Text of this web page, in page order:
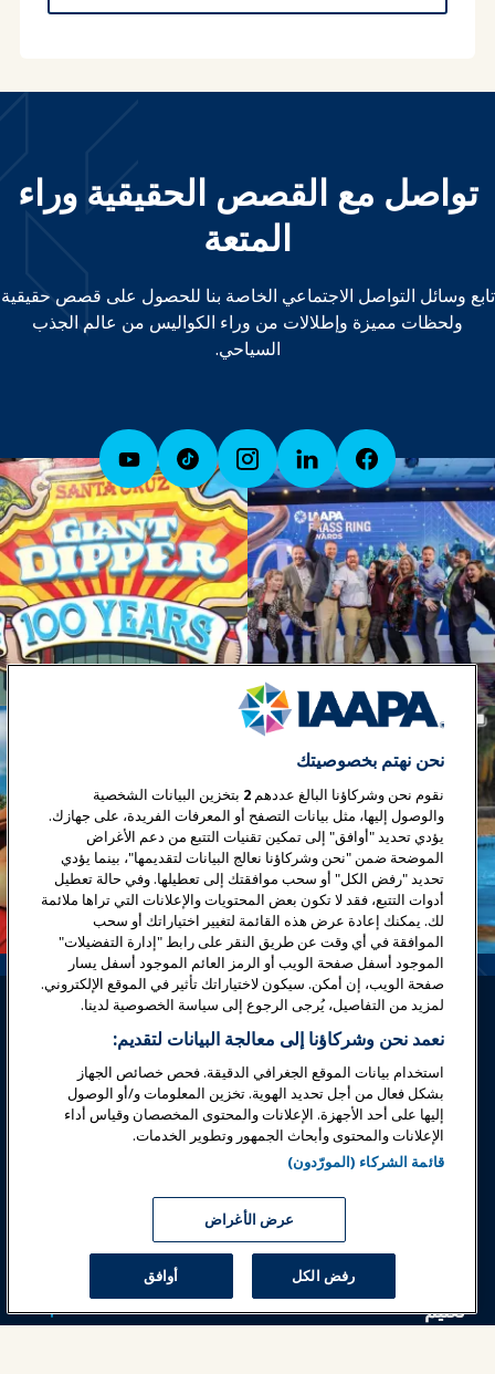
تواصل مع القصص الحقيقية وراء
المتعة
تابع وسائل التواصل الاجتماعي الخاصة بنا للحصول على قصص حقيقية
ولحظات مميزة وإطلالات من وراء الكواليس من عالم الجذب
السياحي.
تسجيل الدخول انضم الآن
جوائز المهن
اتصل
أخبار وعالم المرح
تعليم
نحن نهتم بخصوصيتك
نقوم نحن وشركاؤنا البالغ عددهم 2 بتخزين البيانات الشخصية
والوصول إليها، مثل بيانات التصفح أو المعرفات الفريدة، على جهازك.
يؤدي تحديد "أوافق" إلى تمكين تقنيات التتبع من دعم الأغراض
الموضحة ضمن "نحن وشركاؤنا نعالج البيانات لتقديمها"، بينما يؤدي
تحديد "رفض الكل" أو سحب موافقتك إلى تعطيلها. وفي حالة تعطيل
أدوات التتبع، فقد لا تكون بعض المحتويات والإعلانات التي تراها ملائمة
لك. يمكنك إعادة عرض هذه القائمة لتغيير اختياراتك أو سحب
الموافقة في أي وقت عن طريق النقر على رابط "إدارة التفضيلات"
الموجود أسفل صفحة الويب أو الرمز العائم الموجود أسفل يسار
صفحة الويب، إن أمكن. سيكون لاختياراتك تأثير في الموقع الإلكتروني.
لمزيد من التفاصيل، يُرجى الرجوع إلى سياسة الخصوصية لدينا.
نعمد نحن وشركاؤنا إلى معالجة البيانات لتقديم:
استخدام بيانات الموقع الجغرافي الدقيقة. فحص خصائص الجهاز
بشكل فعال من أجل تحديد الهوية. تخزين المعلومات و/أو الوصول
إليها على أحد الأجهزة. الإعلانات والمحتوى المخصصان وقياس أداء
الإعلانات والمحتوى وأبحاث الجمهور وتطوير الخدمات.
قائمة الشركاء (المورّدون)
عرض الأغراض
رفض الكل أوافق